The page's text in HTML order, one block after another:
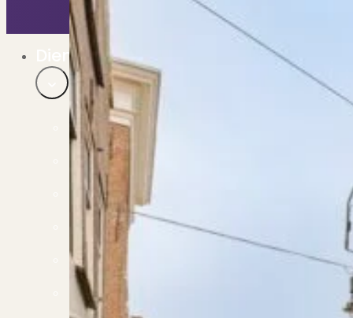
Bekijk ons huuraanbod..
Nieuwbouw projecten
De toekomst, te koop..
Diensten
Verkoop
Begeleiding naar een succesvolle verkoop
Aankoop
Samen vinden wij jouw droomwoning
Taxatie
Voldoe aan alle wettelijke eisen
Stille Verkoop
Verkoop jouw huis discreet..
Nieuwbouw verkopen
Vraagt om specialistische kennis...
Verhuren
Verhuur uw woning via ons netwerk